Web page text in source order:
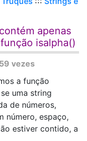
apenas
isalpha()
vezes
a função
uma string
de números,
número, espaço,
estiver contido, a